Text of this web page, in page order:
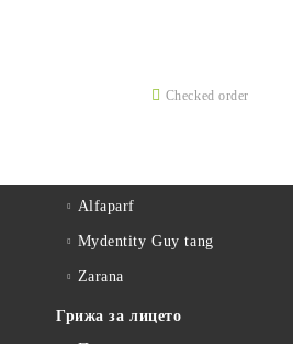
Checked order
Alfaparf
Mydentity Guy tang
Zarana
Грижа за лицето